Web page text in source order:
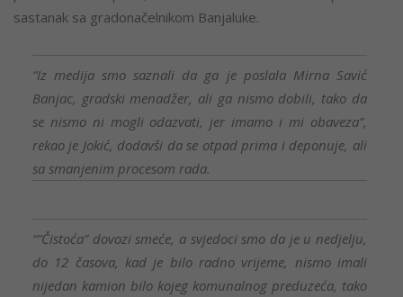
sastanak sa gradonačelnikom Banjaluke.
“Iz medija smo saznali da ga je poslala Mirna Savić
Banjac, gradski menadžer, ali ga nismo dobili, tako da
se nismo ni mogli odazvati, jer imamo i mi obaveza”,
rekao je Jokić, dodavši da se otpad prima i deponuje, ali
sa smanjenim procesom rada.
“”Čistoća” dovozi smeće, a svjedoci smo da je u nedjelju,
do 12 časova, kad je bilo radno vrijeme, nismo imali
nijedan kamion bilo kojeg komunalnog preduzeća, tako